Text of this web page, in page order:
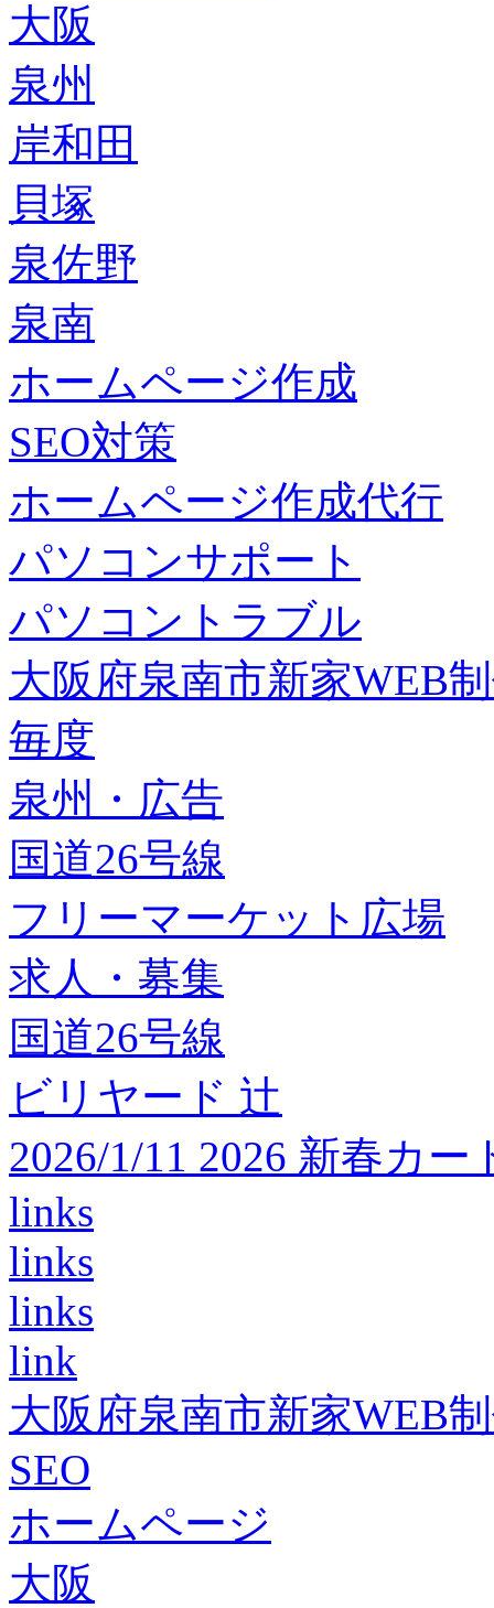
大阪
泉州
岸和田
貝塚
泉佐野
泉南
ホームページ作成
SEO対策
ホームページ作成代行
パソコンサポート
パソコントラブル
大阪府泉南市新家WEB
毎度
泉州・広告
国道26号線
フリーマーケット広場
求人・募集
国道26号線
ビリヤード 辻
2026/1/11 2026 新春カ
links
links
links
link
大阪府泉南市新家WEB
SEO
ホームページ
大阪